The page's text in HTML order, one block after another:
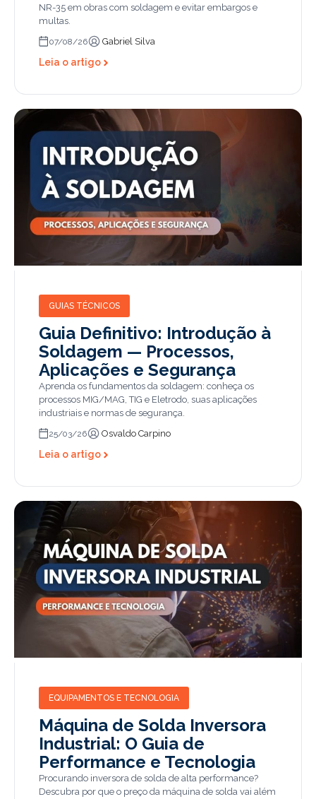
NR-35 em obras com soldagem e evitar embargos e
multas.
07/08/26 Gabriel Silva
Leia o artigo
GUIAS TÉCNICOS
Guia Definitivo: Introdução à
Soldagem — Processos,
Aplicações e Segurança
Aprenda os fundamentos da soldagem: conheça os
processos MIG/MAG, TIG e Eletrodo, suas aplicações
industriais e normas de segurança.
25/03/26 Osvaldo Carpino
Leia o artigo
EQUIPAMENTOS E TECNOLOGIA
Máquina de Solda Inversora
Industrial: O Guia de
Performance e Tecnologia
Procurando inversora de solda de alta performance?
Descubra por que o preço da máquina de solda vai além